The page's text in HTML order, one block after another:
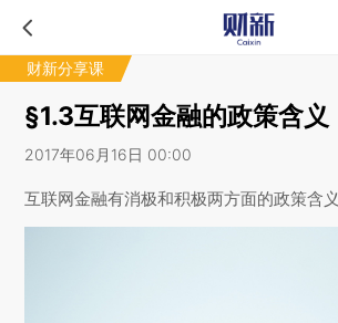
财新分享课
§1.3互联网金融的政策含义
2017年06月16日 00:00
互联网金融有消极和积极两方面的政策含义